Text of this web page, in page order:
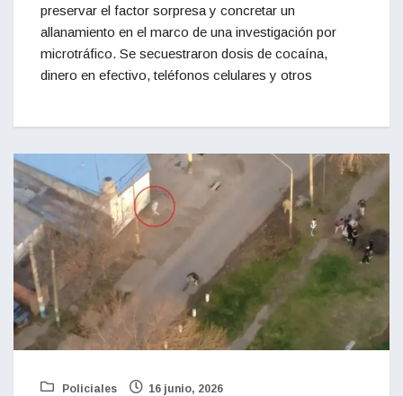
preservar el factor sorpresa y concretar un
allanamiento en el marco de una investigación por
microtráfico. Se secuestraron dosis de cocaína,
dinero en efectivo, teléfonos celulares y otros
Policiales 16 junio, 2026